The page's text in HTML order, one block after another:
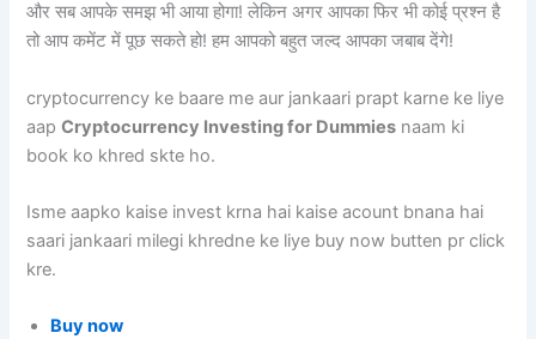
और सब आपके समझ भी आया होगा! लेकिन अगर आपका फिर भी कोई प्रश्न है
तो आप कमेंट में पूछ सकते हो! हम आपको बहुत जल्द आपका जबाब देंगे!
cryptocurrency ke baare me aur jankaari prapt karne ke liye
aapCryptocurrency Investing for Dummies naam ki
book ko khred skte ho.
Isme aapko kaise invest krna hai kaise acount bnana hai
saari jankaari milegi khredne ke liye buy now butten pr click
kre.
Buy now